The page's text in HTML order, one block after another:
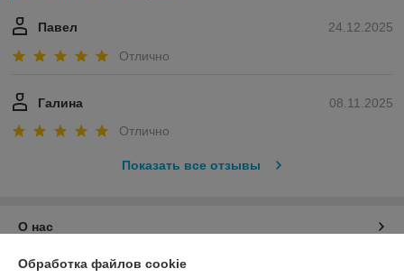
24.12.2025
Павел
Отлично
08.11.2025
Галина
Отлично
Показать все отзывы
О нас
Контакты
Обработка файлов cookie